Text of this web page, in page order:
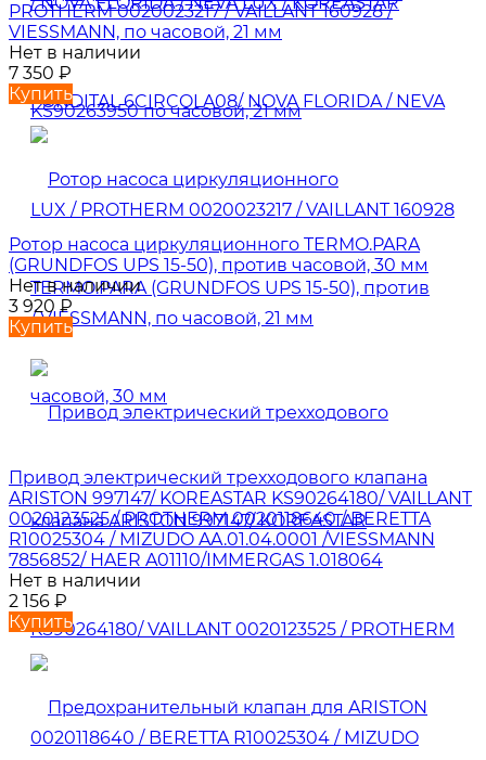
PROTHERM 0020023217 / VAILLANT 160928 /
VIESSMANN, по часовой, 21 мм
Нет в наличии
7 350 ₽
Купить
Ротор насоса циркуляционного TERMO.PARA
(GRUNDFOS UPS 15-50), против часовой, 30 мм
Нет в наличии
3 920₽
Купить
Привод электрический трехходового клапана
ARISTON 997147/ KOREASTAR KS90264180/ VAILLANT
0020123525 / PROTHERM 0020118640 / BERETTA
R10025304 / MIZUDO AA.01.04.0001 /VIESSMANN
7856852/ HAER A01110/IMMERGAS 1.018064
Нет в наличии
2 156 ₽
Купить